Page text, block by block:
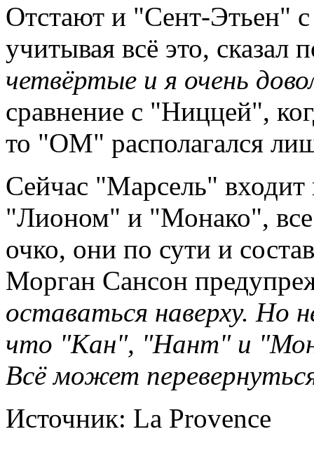
Отстают и "Сент-Этьен"
учитывая всё это,
четвёртые и я очень
сравнение с "Ниццей",
то "ОМ" располагался
Сейчас "Марсель"
"Лионом" и "Монако", все
очко, они по сути и
Морган Сансон
оставаться наверху. Но
что "Кан", "Нант" и
Всё может
Источник: La Provence